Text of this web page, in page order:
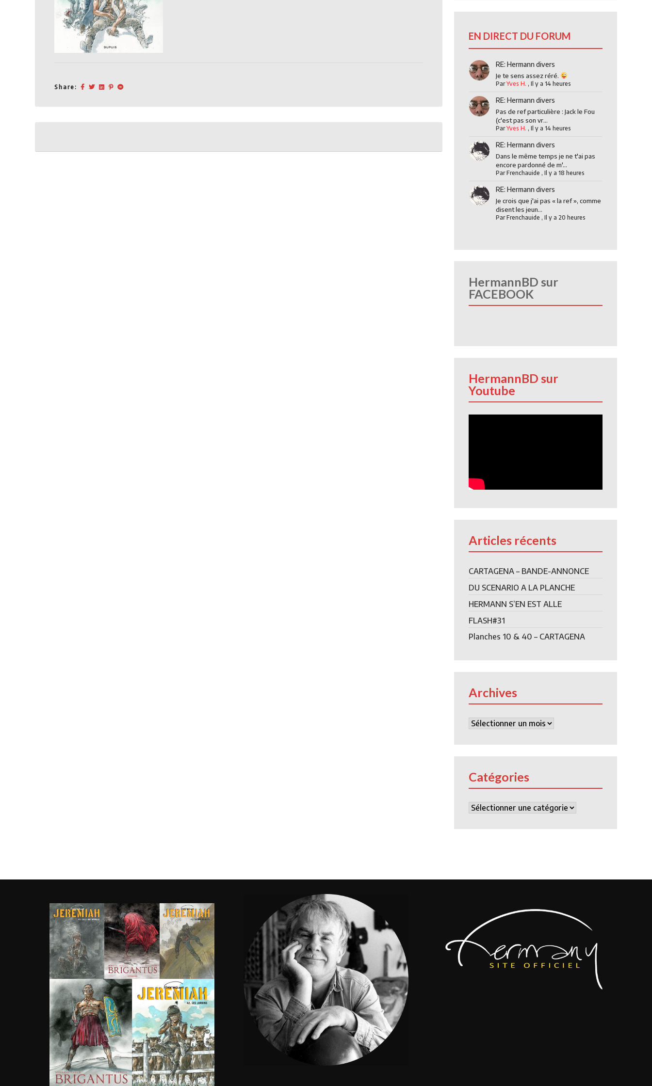
Share:
Post
EN DIRECT DU FORUM
RE: Hermann divers
Je te sens assez réré.
ParYves H. , Il y a 14 heures
RE: Hermann divers
Pas de ref particulière : Jack le Fou
(c'est pas son vr...
ParYves H. , Il y a 14 heures
RE: Hermann divers
Dans le même temps je ne t'ai pas
encore pardonné de m'...
ParFrenchauide , Il y a 18 heures
RE: Hermann divers
Je crois que j'ai pas « la ref », comme
disent les jeun...
ParFrenchauide , Il y a 20 heures
HermannBD sur
FACEBOOK
HermannBD sur
Youtube
Articles récents
CARTAGENA – BANDE-ANNONCE
DU SCENARIO A LA PLANCHE
HERMANN S’EN EST ALLE
FLASH#31
Planches 10 & 40 – CARTAGENA
Archives
Archives
Catégories
Catégories